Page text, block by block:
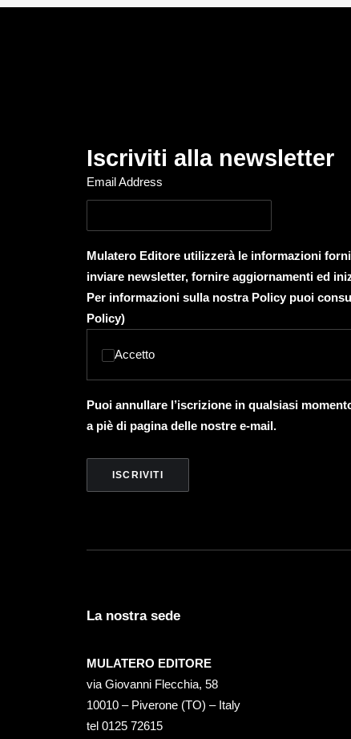
Iscriviti alla newsletter
Email Address
Mulatero Editore utilizzerà le informazioni
inviare newsletter, fornire aggiornamenti ed
Per informazioni sulla nostra Policy puoi
Policy)
Accetto
Puoi annullare l’iscrizione in qualsiasi
a piè di pagina delle nostre e-mail.
La nostra sede
MULATERO EDITORE
via Giovanni Flecchia, 58
10010 – Piverone (TO) – Italy
tel ‭0125 72615‬